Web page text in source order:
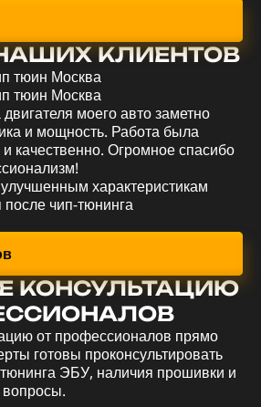
КЛИЕНТОВ
моего авто заметно
и мощность. Работа была
качественно. Огромное спасибо
КОНСУЛЬТАЦИЮ
от профессионалов прямо
готовы проконсультировать
ЭБУ, наличия прошивки и